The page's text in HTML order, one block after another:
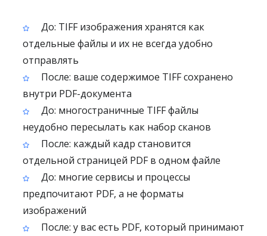
До: TIFF изображения хранятся как
отдельные файлы и их не всегда удобно
отправлять
После: ваше содержимое TIFF сохранено
внутри PDF-документа
До: многостраничные TIFF файлы
неудобно пересылать как набор сканов
После: каждый кадр становится
отдельной страницей PDF в одном файле
До: многие сервисы и процессы
предпочитают PDF, а не форматы
изображений
После: у вас есть PDF, который принимают